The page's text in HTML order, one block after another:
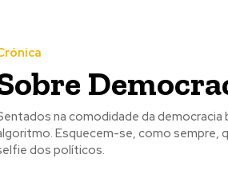
na comodidade da democracia
se, como sempre, que a história não começou em 2024, nem em 1974, e muito menos com a primeira
dos políticos.